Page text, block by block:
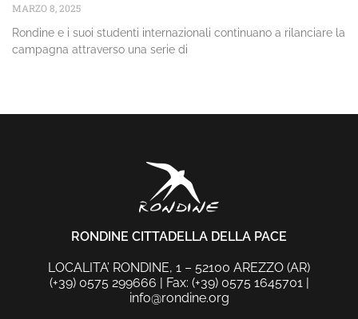
MARZO 8, 2025
Rondine e i suoi studenti internazionali continuano a rilanciare la
campagna attraverso una serie di
RONDINE CITTADELLA DELLA PACE
LOCALITA’ RONDINE, 1 – 52100 AREZZO (AR)
(+39) 0575 299666 | Fax: (+39) 0575 1645701 |
info@rondine.org